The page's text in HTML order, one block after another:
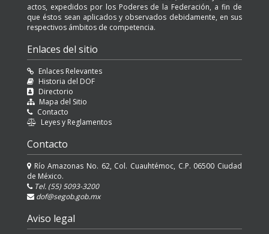
actos, expedidos por los Poderes de la Federación, a fin de
que éstos sean aplicados y observados debidamente, en sus
respectivos ámbitos de competencia.
Enlaces del sitio
Enlaces Relevantes
Historia del DOF
Directorio
Mapa del Sitio
Contacto
Leyes y Reglamentos
Contacto
Río Amazonas No. 62, Col. Cuauhtémoc, C.P. 06500 Ciudad
de México.
Tel. (55) 5093-3200
dof@segob.gob.mx
Aviso legal